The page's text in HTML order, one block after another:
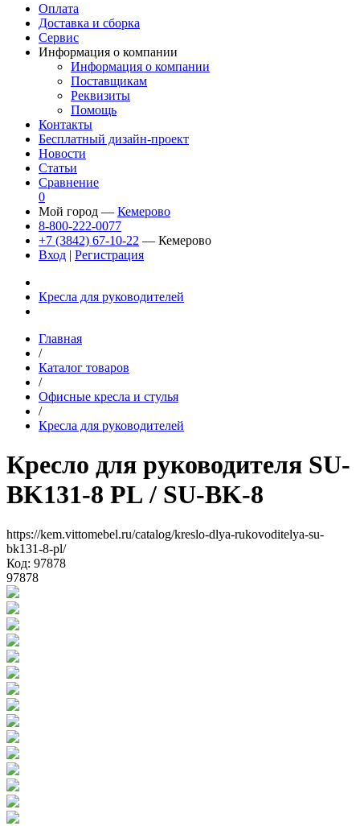
Оплата
Доставка и сборка
Сервис
Информация о компании
Информация о компании
Поставщикам
Реквизиты
Помощь
Контакты
Бесплатный дизайн-проект
Новости
Статьи
Сравнение
0
Мой город — Кемерово
8-800-222-0077
+7 (3842) 67-10-22 — Кемерово
Вход | Регистрация
Кресла для руководителей
Главная
/
Каталог товаров
/
Офисные кресла и стулья
/
Кресла для руководителей
Кресло для руководителя SU-
BK131-8 PL / SU-BK-8
https://kem.vittomebel.ru/catalog/kreslo-dlya-rukovoditelya-su-
bk131-8-pl/
Код: 97878
97878